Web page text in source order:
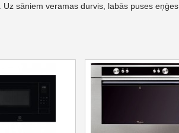
sāniem veramas durvis, labās puses eņģes.